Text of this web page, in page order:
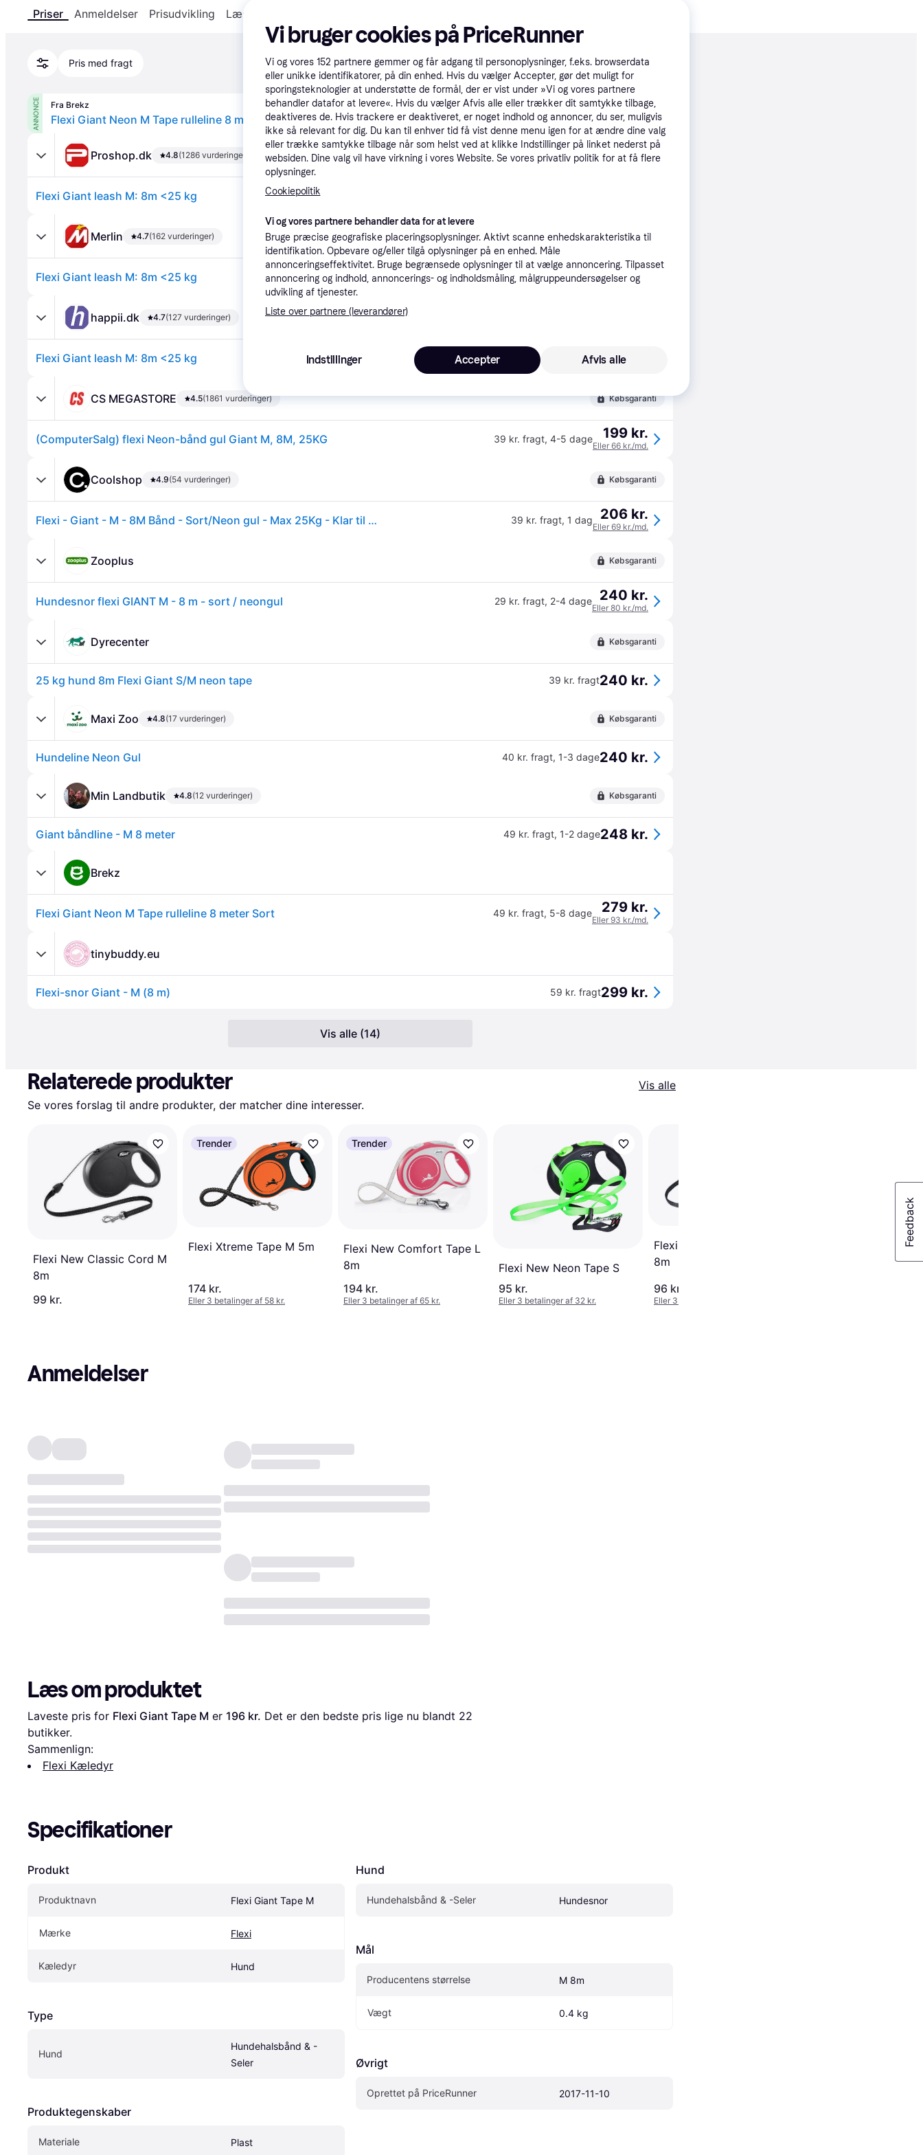
Priser Anmeldelser Prisudvikling Læs om produktet
Pris med fragt Promoveret
ANNONCE Fra Brekz
Flexi Giant Neon M Tape rulleline 8 meter Sort 49 kr. fragt,5-8 dage 279 kr.
Eller 93 kr./md.
Proshop.dk 4.8(1286 vurderinger) Købsgaranti
Flexi Giant leash M: 8m <25 kg
Merlin 4.7(162 vurderinger)
Flexi Giant leash M: 8m <25 kg Fri fragt,1-2 dage 237 kr.
Eller 79 kr./md.
happii.dk 4.7(127 vurderinger)
Flexi Giant leash M: 8m <25 kg 33 kr. fragt 1-2 dage 204 kr.
Eller 68 kr./md.
CS MEGASTORE 4.5(1861 vurderinger) Købsgaranti
(ComputerSalg) flexi Neon-bånd gul Giant M, 8M, 25KG 39 kr. fragt, 4-5 dage 199 kr.
Eller 66 kr./md.
Coolshop 4.9(54 vurderinger) Købsgaranti
Flexi - Giant - M - 8M Bånd - Sort/Neon gul - Max 25Kg - Klar til levering - Prismatch 39 kr. fragt, 1 dag 206 kr.
Eller 69 kr./md.
Zooplus Købsgaranti
Hundesnor flexi GIANT M - 8 m - sort / neongul 29 kr. fragt, 2-4 dage 240 kr.
Eller 80 kr./md.
Dyrecenter Købsgaranti
25 kg hund 8m Flexi Giant S/M neon tape 39 kr. fragt240 kr.
Maxi Zoo 4.8(17 vurderinger) Købsgaranti
Hundeline Neon Gul 40 kr. fragt, 1-3 dage240 kr.
Min Landbutik 4.8(12 vurderinger) Købsgaranti
Giant båndline - M 8 meter 49 kr. fragt, 1-2 dage248 kr.
Brekz
Flexi Giant Neon M Tape rulleline 8 meter Sort 49 kr. fragt, 5-8 dage 279 kr.
Eller 93 kr./md.
tinybuddy.eu
Flexi-snor Giant - M (8 m) 59 kr. fragt299 kr.
Vis alle (14)
Relaterede produkter
Vis alle
Se vores forslag til andre produkter, der matcher dine interesser.
Flexi New Classic Cord M
8m
99 kr.
Trender
Flexi Xtreme Tape M 5m
174 kr.
Eller 3 betalinger af 58 kr.
Trender
Flexi New Comfort Tape L
8m
194 kr.
Eller 3 betalinger af 65 kr.
Flexi New Neon Tape S
95 kr.
Eller 3 betalinger af 32 kr.
Flexi New Classic Cord S
8m
96 kr.
Eller 3 betalinger af 32 kr.
Anmeldelser
Læs om produktet
Laveste pris for Flexi Giant Tape M er 196 kr. Det er den bedste pris lige nu blandt 22
butikker.
Sammenlign:
Flexi Kæledyr
Specifikationer
Produkt
Produktnavn Flexi Giant Tape M
Mærke Flexi
Kæledyr Hund
Type
Hund
Hundehalsbånd & -
Seler
Produktegenskaber
Materiale Plast
Hund
Hundehalsbånd & -Seler Hundesnor
Mål
Producentens størrelse M 8m
Vægt 0.4 kg
Øvrigt
Oprettet på PriceRunner 2017-11-10
Vi bruger cookies på PriceRunner
Vi og vores 152 partnere gemmer og får adgang til personoplysninger, f.eks. browserdata
eller unikke identifikatorer, på din enhed. Hvis du vælger Accepter, gør det muligt for
sporingsteknologier at understøtte de formål, der er vist under »Vi og vores partnere
behandler datafor at levere«. Hvis du vælger Afvis alle eller trækker dit samtykke tilbage,
deaktiveres de. Hvis trackere er deaktiveret, er noget indhold og annoncer, du ser, muligvis
ikke så relevant for dig. Du kan til enhver tid få vist denne menu igen for at ændre dine valg
eller trække samtykke tilbage når som helst ved at klikke Indstillinger på linket nederst på
websiden. Dine valg vil have virkning i vores Website. Se vores privatliv politik for at få flere
oplysninger.
Cookiepolitik
Vi og vores partnere behandler data for at levere
Bruge præcise geografiske placeringsoplysninger. Aktivt scanne enhedskarakteristika til
identifikation. Opbevare og/eller tilgå oplysninger på en enhed. Måle
annonceringseffektivitet. Bruge begrænsede oplysninger til at vælge annoncering. Tilpasset
annoncering og indhold, annoncerings- og indholdsmåling, målgruppeundersøgelser og
udvikling af tjenester.
Liste over partnere (leverandører)
Indstillinger Afvis alle
Accepter